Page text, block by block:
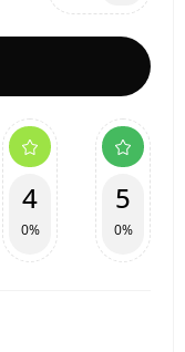
4
0%
5
0%